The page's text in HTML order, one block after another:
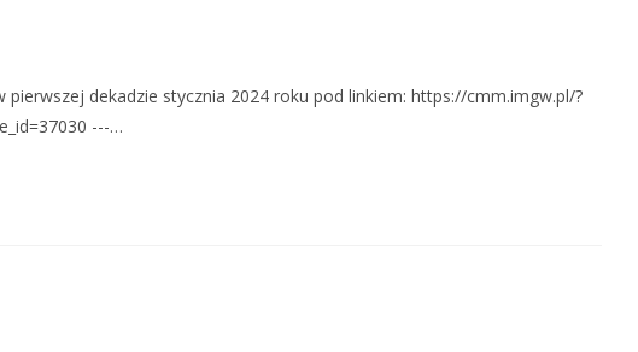
dekadzie stycznia 2024 roku pod linkiem: https://cmm.imgw.pl/?
---…